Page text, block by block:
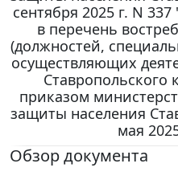
сентября 2025 г. N
в перечень
(должностей,
осуществляющих
Ставропольского
приказом
защиты населения
мая
Обзор документа